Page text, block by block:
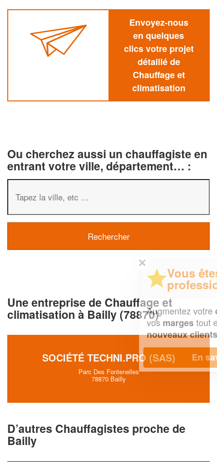
Envoyez-nous
en quelques
clics votre projet
détaillé de
Chauffage et
climatisation
Ou cherchez aussi un chauffagiste en
entrant votre ville, département… :
Une entreprise de Chauffage et
climatisation à Bailly (78870)
SOCIÉTÉ TECHNI.PRO (SAS)
Parc Des Fontenelles
78870 Bailly
D’autres Chauffagistes proche de
Bailly
Vous êtes un
professionnel ?
Augmentez votrechiffre d'affaireset
vos margestout en gagnant de
nouveaux clients!
En savoir plus